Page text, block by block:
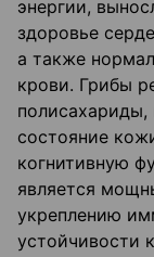
энергии,
здоровье
а также
крови. Грибы
состояние
когнитивную
является
укреплению
устойчивости